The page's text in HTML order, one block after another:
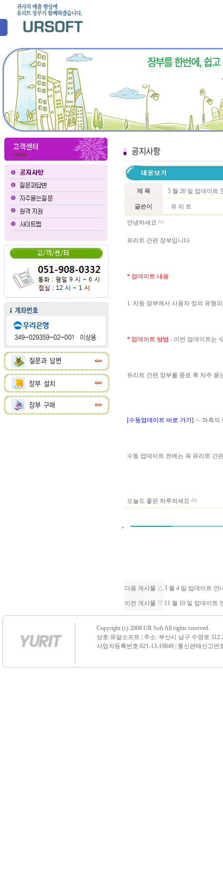
제 목 5 월 20 일 업데이트
글쓴이 유 리 트
안녕하세요 ^^
유리트 간편 장부입니다
* 업데이트 내용
1. 자동 장부에서 사용자 정의 유형
* 업데이트 방법 - 이번 업데이트는
유리트 간편 장부를 종료 후 자주
[수동업데이트 바로 가기] <- 좌측의
수동 업데이트 전에는 꼭 유리트 간
오늘도 좋은 하루되세요 ^^
다음 게시물 △ 3 월 4 일 업데이트 안
이전 게시물 ▽ 11 월 10 일 업데이트
Copyright (c) 2008 UR Soft All rights reserved.
상호:유알소프트 | 주소: 부산시 남구 수영로 312
사업자등록번호:621-13-19849 | 통신판매신고번